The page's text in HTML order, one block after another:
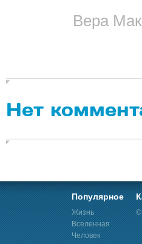
Вера
Нет
Популярное
Жизнь
Вселенная
Человек
©